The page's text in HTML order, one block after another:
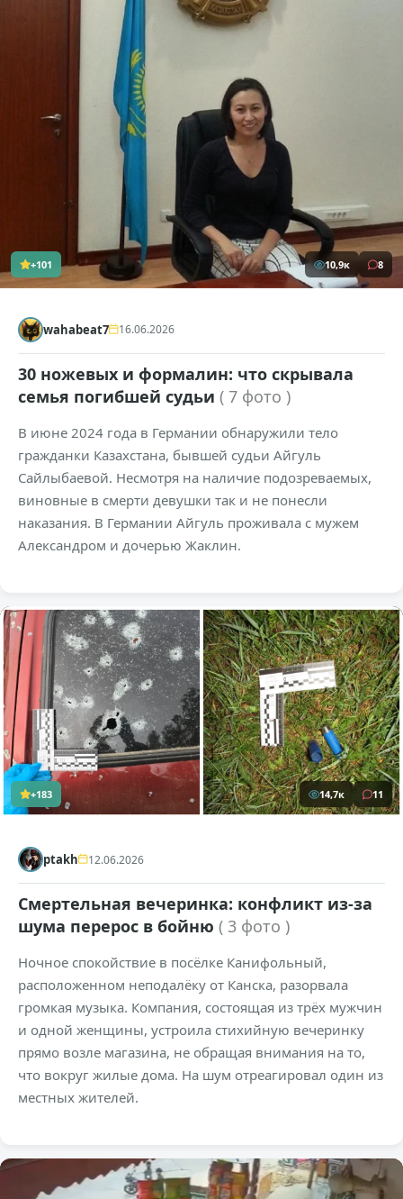
+101 10,9к 8
wahabeat7 16.06.2026
30 ножевых и формалин: что скрывала
семья погибшей судьи ( 7 фото )
В июне 2024 года в Германии обнаружили тело
гражданки Казахстана, бывшей судьи Айгуль
Сайлыбаевой. Несмотря на наличие подозреваемых,
виновные в смерти девушки так и не понесли
наказания. В Германии Айгуль проживала с мужем
Александром и дочерью Жаклин.
+183 14,7к 11
ptakh 12.06.2026
Смертельная вечеринка: конфликт из-за
шума перерос в бойню ( 3 фото )
Ночное спокойствие в посёлке Канифольный,
расположенном неподалёку от Канска, разорвала
громкая музыка. Компания, состоящая из трёх мужчин
и одной женщины, устроила стихийную вечеринку
прямо возле магазина, не обращая внимания на то,
что вокруг жилые дома. На шум отреагировал один из
местных жителей.